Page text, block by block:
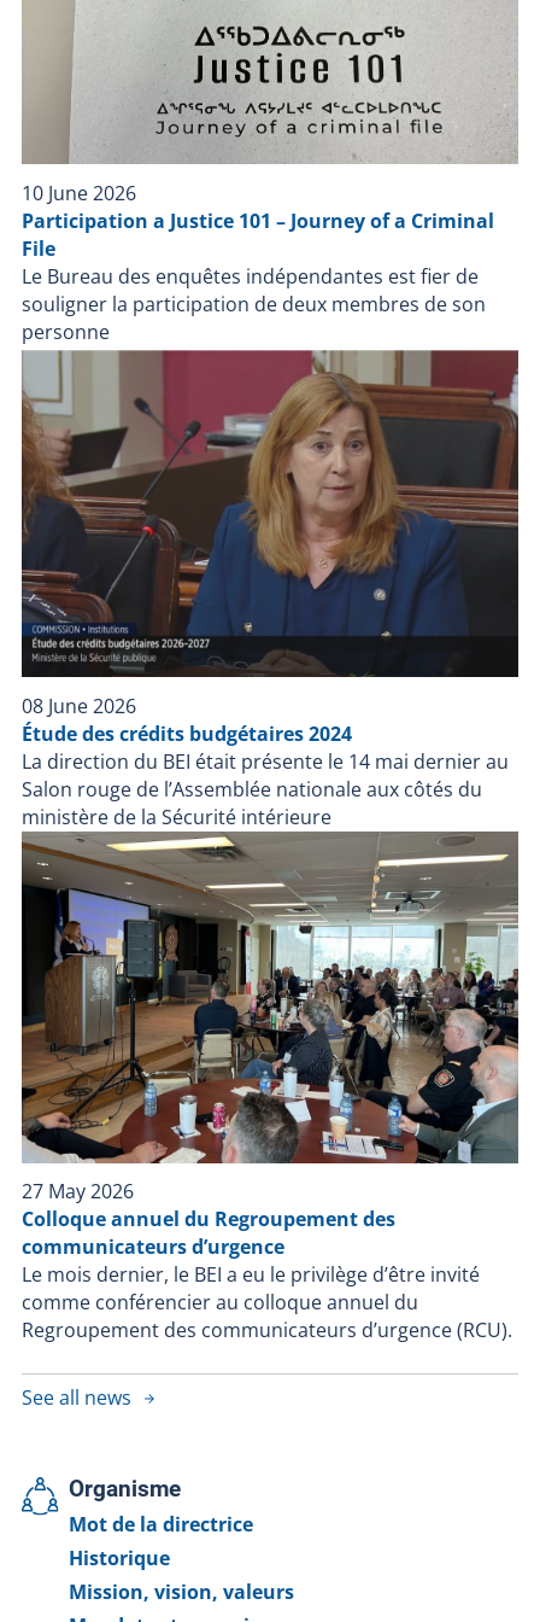
intoxicated person who was allegedly causing a
disturbance;Police officers reportedly arrived at the
scene and made contact with a person armed with a
firearm outside the residence;Officers reportedly fired
at the person, who was subsequently wounded by
police gunfire;Officers on the scene reportedly
administered first aid to the person;The person was
transported to a hospital; their condition is stable; The
mission of the Bureau des enquêtes indépendantes
(BEI) is to fully clarify the facts surrounding the police
intervention. The BEI investigates all cases where a
person—other than an on-duty police officer—dies,
sustains a serious injury, or is wounded by a firearm
used by a police officer during a police intervention or
while in police custody. Five BEI investigators have
been assigned to investigate the circumstances
surrounding the intervention. Given the
circumstances of the event, support services from
another police force—specifically the Sûreté du
Québec—were requested. A parallel criminal
investigation into the events has been entrusted to
the Sûreté du Québec. No further information is
available at this time. The BEI asks anyone who
witnessed this event to contact the agency via its
website at www.bei.gouv.qc.ca/nous joindre.
10 June 2026
Participation a Justice 101 – Journey of a Criminal
File
Le Bureau des enquêtes indépendantes est fier de
souligner la participation de deux membres de son
personne
08 June 2026
Étude des crédits budgétaires 2024
La direction du BEI était présente le 14 mai dernier au
Salon rouge de l’Assemblée nationale aux côtés du
ministère de la Sécurité intérieure
27 May 2026
Colloque annuel du Regroupement des
communicateurs d’urgence
Le mois dernier, le BEI a eu le privilège d’être invité
comme conférencier au colloque annuel du
Regroupement des communicateurs d’urgence (RCU).
See all news
Organisme
Mot de la directrice
Historique
Mission, vision, valeurs